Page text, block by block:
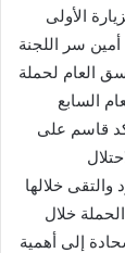
الأولى
سر اللجنة
العام لحملة
السابع
قاسم على
خلالها
خلال
أشارت شحادة إلى أهمية